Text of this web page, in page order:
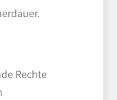
Rechte